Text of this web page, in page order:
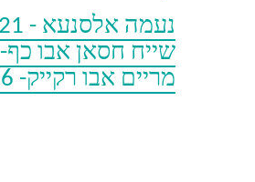
נעמה אלסנעא - 0546734621
שייח חסאן אבו כף- 0522706584
מריים אבו רקייק- 0504442926